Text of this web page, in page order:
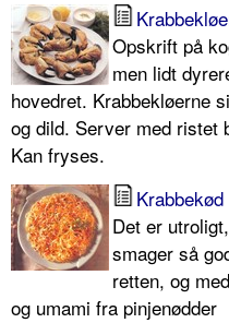
Opskrift på
men lidt
hovedret. Krabbekløerne
og dild. Server med ristet
Kan fryses.
Det er
smager så
retten, og
og umami fra pinjenødder